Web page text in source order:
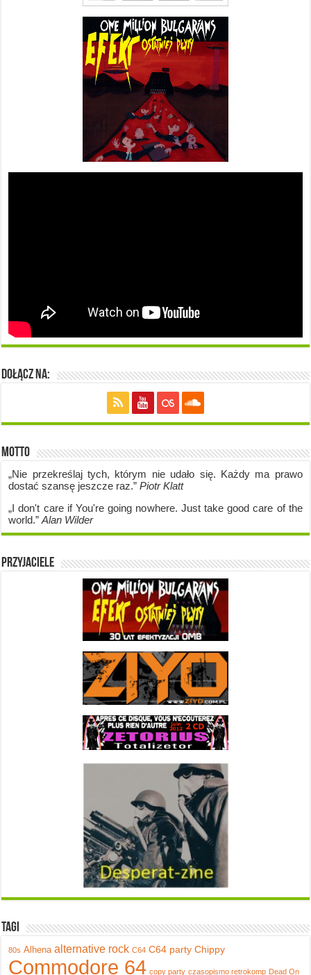
Dołącz na:
Motto
„Nie przekreślaj tych, którym nie udało się. Każdy ma prawo
dostać szansę jeszcze raz.”Piotr Klatt
„I don't care if You're going nowhere. Just take good care of the
world.”Alan Wilder
Przyjaciele
Tagi
80s Alhena alternative rock C64 C64 party Chippy
Commodore 64 copy party czasopismo retrokomp Dead On